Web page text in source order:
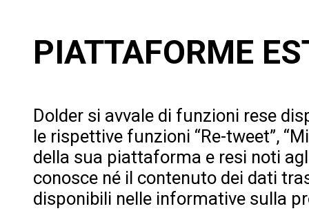
PIATTAFORME
Dolder si avvale di funzioni rese
le rispettive funzioni “Re-tweet”,
della sua piattaforma e resi noti
conosce né il contenuto dei dati
disponibili nelle informative sulla